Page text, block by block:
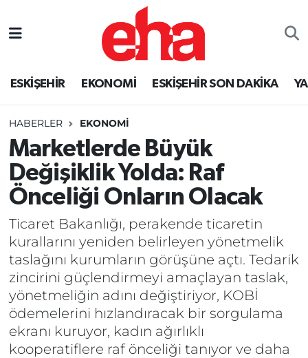
ESKİŞEHİR EKONOMİ ESKİŞEHİR SON DAKİKA
HABERLER EKONOMİ
Marketlerde Büyük
Değişiklik Yolda: Raf
Önceliği Onların Olacak
Ticaret Bakanlığı, perakende ticaretin
kurallarını yeniden belirleyen yönetmelik
taslağını kurumların görüşüne açtı. Tedarik
zincirini güçlendirmeyi amaçlayan taslak,
yönetmeliğin adını değiştiriyor, KOBİ
ödemelerini hızlandıracak bir sorgulama
ekranı kuruyor, kadın ağırlıklı
kooperatiflere raf önceliği tanıyor ve daha